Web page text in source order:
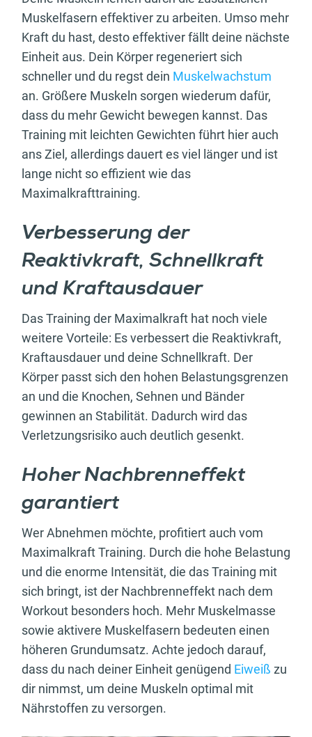
Muskelfasern effektiver zu arbeiten. Umso mehr
Kraft du hast, desto effektiver fällt deine nächste
Einheit aus. Dein Körper regeneriert sich
schneller und du regst dein Muskelwachstum
an. Größere Muskeln sorgen wiederum dafür,
dass du mehr Gewicht bewegen kannst. Das
Training mit leichten Gewichten führt hier auch
ans Ziel, allerdings dauert es viel länger und ist
lange nicht so effizient wie das
Maximalkrafttraining.
Verbesserung der
Reaktivkraft, Schnellkraft
und Kraftausdauer
Das Training der Maximalkraft hat noch viele
weitere Vorteile: Es verbessert die Reaktivkraft,
Kraftausdauer und deine Schnellkraft. Der
Körper passt sich den hohen Belastungsgrenzen
an und die Knochen, Sehnen und Bänder
gewinnen an Stabilität. Dadurch wird das
Verletzungsrisiko auch deutlich gesenkt.
Hoher Nachbrenneffekt
garantiert
Wer Abnehmen möchte, profitiert auch vom
Maximalkraft Training. Durch die hohe Belastung
und die enorme Intensität, die das Training mit
sich bringt, ist der Nachbrenneffekt nach dem
Workout besonders hoch. Mehr Muskelmasse
sowie aktivere Muskelfasern bedeuten einen
höheren Grundumsatz. Achte jedoch darauf,
dass du nach deiner Einheit genügend Eiweiß zu
dir nimmst, um deine Muskeln optimal mit
Nährstoffen zu versorgen.